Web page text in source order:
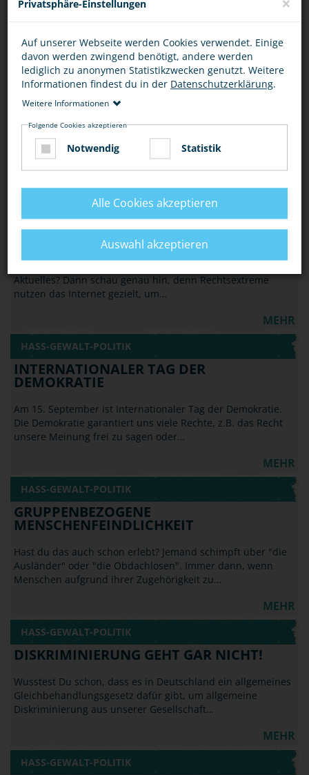
Beziehe Stellung gegen rassistische und…
HASS-GEWALT-POLITIK
„HIDDEN CODES“ – NEUES SPIEL ERKLÄRT
RADIKALISIERUNG
Eine Radikalisierung bei Deinen Freunden, in der
Schulklasse oder in den sozialen Netzwerken selbst zu
erkennen und dagegen erste Schritte unternehmen…
HASS-GEWALT-POLITIK
VORSICHT VOR FALSCHMELDUNGEN IM
Aktuelles? Dann schau genau hin, denn Rechtsextreme
nutzen das Internet gezielt, um…
MEHR
HASS-GEWALT-POLITIK
INTERNATIONALER TAG DER
DEMOKRATIE
Am 15. September ist Internationaler Tag der Demokratie.
Die Demokratie garantiert uns viele Rechte, z.B. das Recht
unsere Meinung frei zu sagen oder…
MEHR
HASS-GEWALT-POLITIK
GRUPPENBEZOGENE
MENSCHENFEINDLICHKEIT
Hast du das auch schon erlebt? Jemand schimpft über "die
Ausländer" oder "die Obdachlosen". Immer dann, wenn
Menschen aufgrund ihrer Zugehörigkeit zu…
MEHR
HASS-GEWALT-POLITIK
DISKRIMINIERUNG GEHT GAR NICHT!
Wusstest Du schon, dass es in Deutschland ein allgemeines
Gleichbehandlungsgesetz dafür gibt, um allgemeine
Diskriminierung aus unserer Gesellschaft…
MEHR
HASS-GEWALT-POLITIK
Privatsphäre-Einstellungen
Auf unserer Webseite werden Cookies verwendet. Einige
davon werden zwingend benötigt, andere werden
lediglich zu anonymen Statistikzwecken genutzt. Weitere
Informationen findest du in der Datenschutzerklärung.
Weitere Informationen
Folgende Cookies akzeptieren
Notwendig Statistik
Alle Cookies akzeptieren
Auswahl akzeptieren